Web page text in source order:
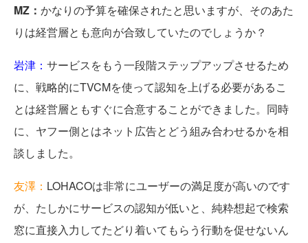
MZ： かなりの予算を確保されたと思いますが、そのあた
りは経営層とも意向が合致していたのでしょうか？
岩津： サービスをもう一段階ステップアップさせるため
に、戦略的にTVCMを使って認知を上げる必要があるこ
とは経営層ともすぐに合意することができました。同時
に、ヤフー側とはネット広告とどう組み合わせるかを相
談しました。
友澤： LOHACOは非常にユーザーの満足度が高いのです
が、たしかにサービスの認知が低いと、純粋想起で検索
窓に直接入力してたどり着いてもらう行動を促せないん